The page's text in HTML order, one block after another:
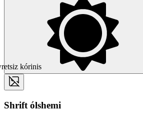
kórinis
Shrift ólshemi